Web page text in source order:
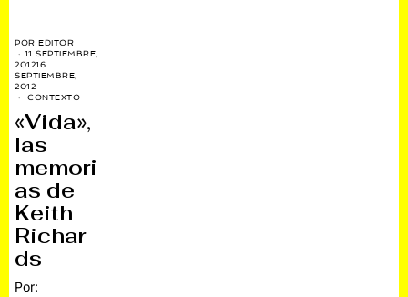
POREDITOR
11 SEPTIEMBRE,
201216
SEPTIEMBRE,
2012
CONTEXTO
«Vida»,
las
memori
as de
Keith
Richar
ds
Por: